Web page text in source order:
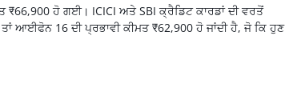
₹66,900ਹੋ ਗਈ। ICICI ਅਤੇSBI ਕ੍ਰੈਡਿਟਕਾਰਡਾਂ ਦੀ ਵਰਤੋਂ
ਆਈਫੋਨ16 ਦੀ ਪ੍ਰਭਾਵੀ ਕੀਮਤ₹62,900ਹੋ ਜਾਂਦੀ ਹੈ, ਜੋ ਕਿ ਹੁਣ